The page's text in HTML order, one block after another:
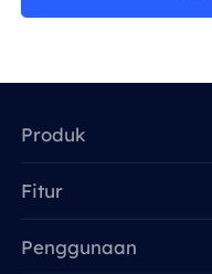
Produk
Fitur
Penggunaan